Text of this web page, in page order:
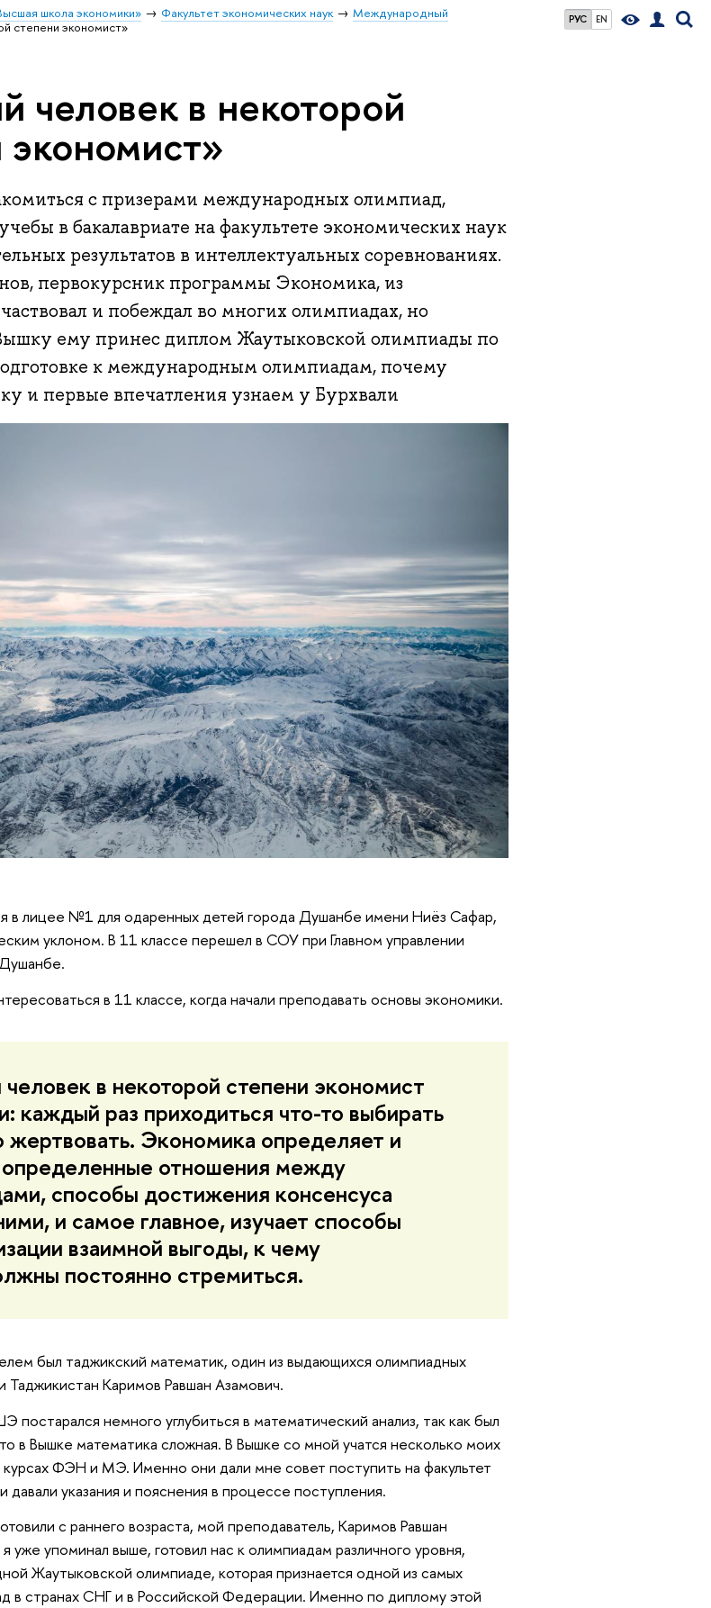
РУС EN
школа экономики» Факультет экономических наук
Международный
степени экономист»
человек в некоторой
экономист»
с призерами международных олимпиад,
в бакалавриате на факультете экономических наук
результатов в интеллектуальных соревнованиях.
первокурсник программы Экономика, из
и побеждал во многих олимпиадах, но
ему принес диплом Жаутыковской олимпиады по
к международным олимпиадам, почему
и первые впечатления узнаем у Бурхвали
в лицее №1 для одаренных детей города Душанбе имени Ниёз Сафар,
уклоном. В 11 классе перешел в СОУ при Главном управлении
в 11 классе, когда начали преподавать основы экономики.
в некоторой степени экономист
каждый раз приходиться что-то выбирать
жертвовать. Экономика определяет и
определенные отношения между
способы достижения консенсуса
и самое главное, изучает способы
взаимной выгоды, к чему
постоянно стремиться.
был таджикский математик, один из выдающихся олимпиадных
Таджикистан Каримов Равшан Азамович.
постарался немного углубиться в математический анализ, так как был
в Вышке математика сложная. В Вышке со мной учатся несколько моих
курсах ФЭН и МЭ. Именно они дали мне совет поступить на факультет
давали указания и пояснения в процессе поступления.
с раннего возраста, мой преподаватель, Каримов Равшан
уже упоминал выше, готовил нас к олимпиадам различного уровня,
Жаутыковской олимпиаде, которая признается одной из самых
в странах СНГ и в Российской Федерации. Именно по диплому этой